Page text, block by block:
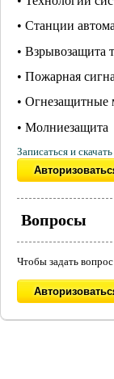
• Станции
• Взрывозащита
• Пожарная
• Огнезащитные
• Молниезащита
Записаться и
Вопросы
Чтобы задать